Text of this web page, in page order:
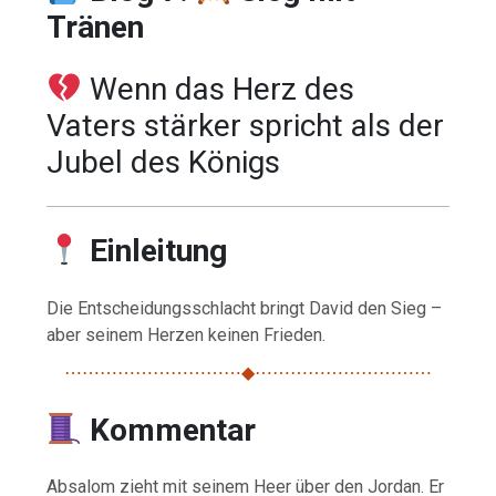
Tränen
Wenn das Herz des
Vaters stärker spricht als der
Jubel des Königs
Einleitung
Die Entscheidungsschlacht bringt David den Sieg –
aber seinem Herzen keinen Frieden.
⋯⋯⋯⋯⋯⋯⋯⋯⋯⋯◆⋯⋯⋯⋯⋯⋯⋯⋯⋯⋯
Kommentar
Absalom zieht mit seinem Heer über den Jordan. Er